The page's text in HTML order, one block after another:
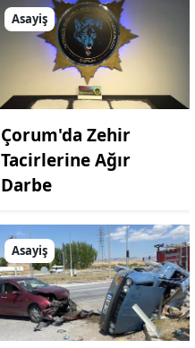
Asayiş
Çorum'da Zehir
Tacirlerine Ağır
Darbe
Asayiş